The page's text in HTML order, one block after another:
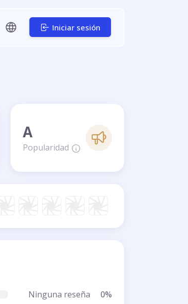
Iniciar sesión
A
Popularidad
Ninguna reseña 0%